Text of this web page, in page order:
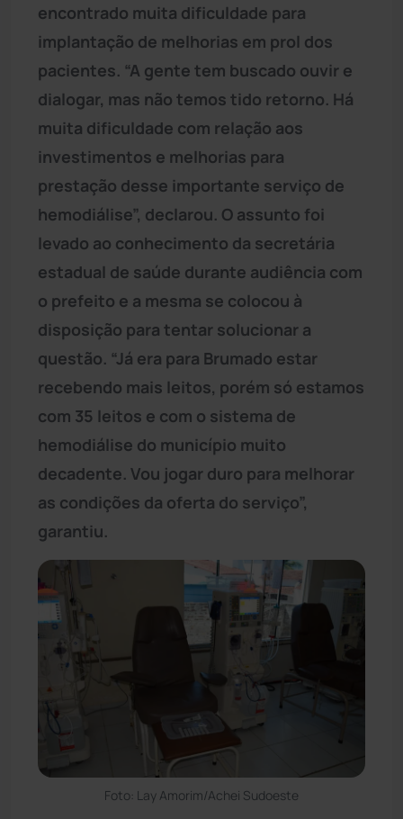
encontrado muita dificuldade para
implantação de melhorias em prol dos
pacientes. “A gente tem buscado ouvir e
dialogar, mas não temos tido retorno. Há
muita dificuldade com relação aos
investimentos e melhorias para
prestação desse importante serviço de
hemodiálise”, declarou. O assunto foi
levado ao conhecimento da secretária
estadual de saúde durante audiência com
o prefeito e a mesma se colocou à
disposição para tentar solucionar a
questão. “Já era para Brumado estar
recebendo mais leitos, porém só estamos
com 35 leitos e com o sistema de
hemodiálise do município muito
decadente. Vou jogar duro para melhorar
as condições da oferta do serviço”,
garantiu.
Foto: Lay Amorim/Achei Sudoeste